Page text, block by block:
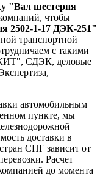
"Вал шестерня
чтобы
2502-1-17 ДЭК-251"
транспортной
с такими
СДЭК, деловые
автомобильным
пункте, мы
доставки в
СНГ зависит от
Расчет
до момента